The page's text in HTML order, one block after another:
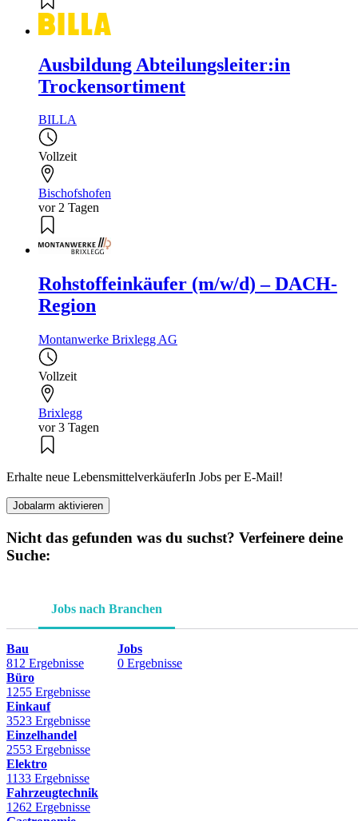
Ausbildung Abteilungsleiter:in
Trockensortiment
BILLA
Vollzeit
Bischofshofen
vor 2 Tagen
Rohstoffeinkäufer (m/w/d) – DACH-
Region
Montanwerke Brixlegg AG
Vollzeit
Brixlegg
vor 3 Tagen
Erhalte neue LebensmittelverkäuferIn Jobs per E-Mail!
Jobalarm aktivieren
Nicht das gefunden was du suchst? Verfeinere deine
Suche:
Jobs nach Branchen
Bau
812 Ergebnisse
Büro
1255 Ergebnisse
Einkauf
3523 Ergebnisse
Einzelhandel
2553 Ergebnisse
Elektro
1133 Ergebnisse
Fahrzeugtechnik
1262 Ergebnisse
Jobs
0 Ergebnisse